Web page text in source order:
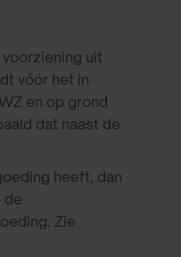
uit
vóór het in
en op grond
dat naast de
heeft, dan
de
Zie